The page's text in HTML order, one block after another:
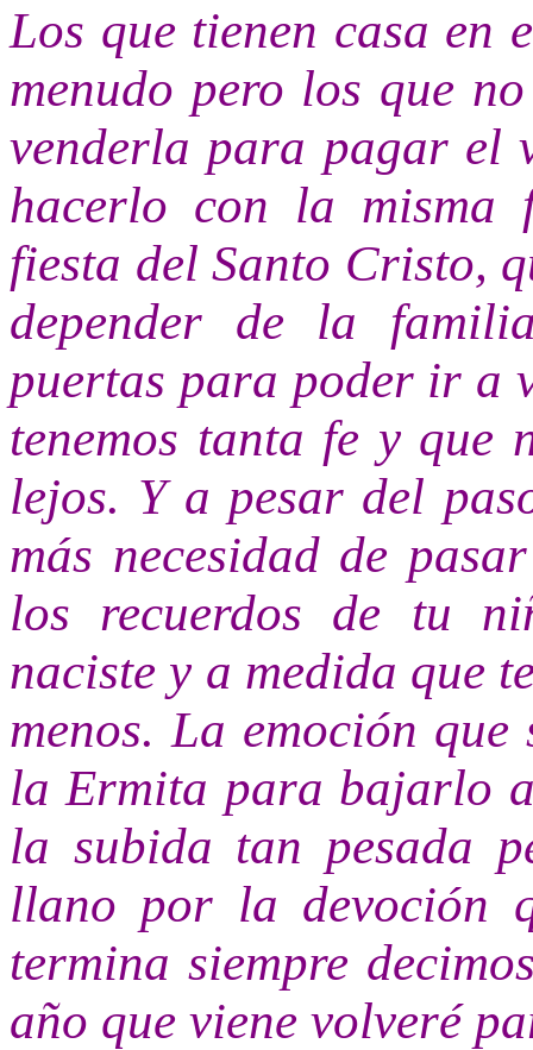
Los que tienen casa en
menudo pero los que
venderla para pagar el
hacerlo con la misma
fiesta del Santo Cristo,
depender de la
puertas para poder ir a
tenemos tanta fe y que
lejos. Y a pesar del
más necesidad de
los recuerdos de tu
naciste y a medida que
menos. La emoción
la Ermita para bajarlo
la subida tan pesada
llano por la devoción
termina siempre
año que viene volveré